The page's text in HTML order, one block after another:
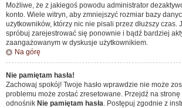
Możliwe, że z jakiegoś powodu administrator
konto. Wiele witryn, aby zmniejszyć rozmiar bazy
użytkowników, którzy nic nie pisali przez dłuższy czas.
spróbuj zarejestrować się ponownie i bądź bardziej
zaangażowanym w dyskusje użytkownikiem.
Na górę
Nie pamiętam hasła!
Zachowaj spokój! Twoje hasło wprawdzie nie może
problemu może zostać zresetowane. Przejdź na
odnośnik Nie pamiętam hasła. Postępuj zgodnie z